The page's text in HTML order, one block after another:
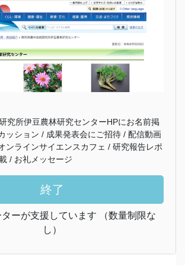
究所伊豆農林研究センターHPにお名前掲
ッション / 成果発表会にご招待 / 配信動画
ンラインサイエンスカフェ / 研究報告レポ
/ お礼メッセージ
終了
ーが支援しています （数量制限な
し）